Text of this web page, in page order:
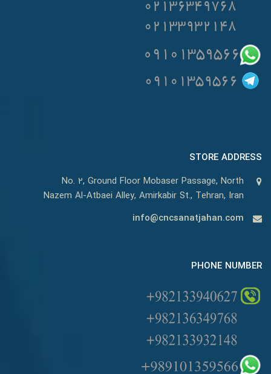
STORE ADDRESS
No. 2, Ground Floor Mobaser Passage, North
Nazem Al-Atbaei Alley, Amirkabir St., Tehran, Iran
info@cncsanatjahan.com
PHONE NUMBER